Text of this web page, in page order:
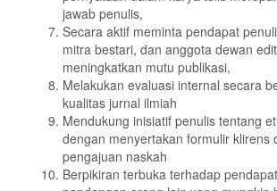
jawab penulis,
Secara aktif meminta pendapat
mitra bestari, dan anggota dewan
meningkatkan mutu publikasi,
Melakukan evaluasi internal secara
kualitas jurnal ilmiah
Mendukung inisiatif penulis tentang
dengan menyertakan formulir klirens
pengajuan naskah
Berpikiran terbuka terhadap